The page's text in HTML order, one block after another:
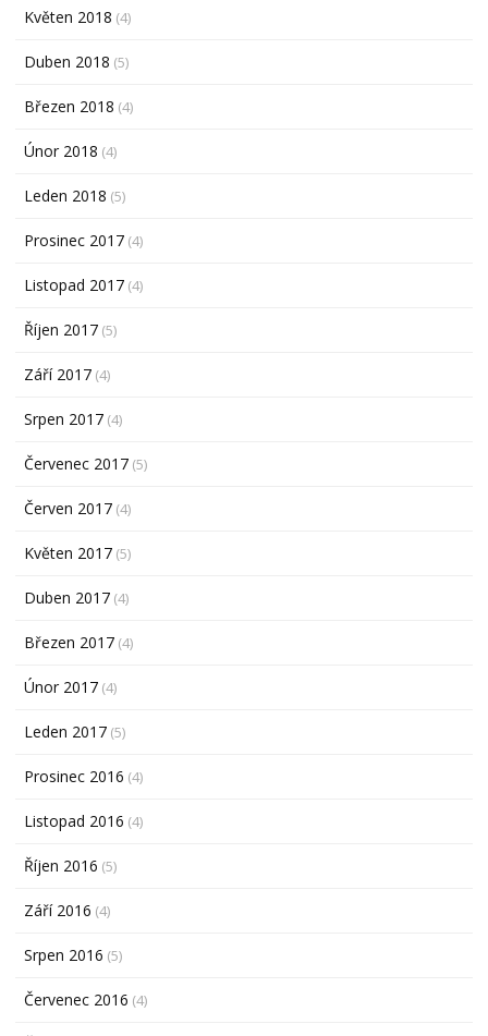
Květen 2018 (4)
Duben 2018 (5)
Březen 2018 (4)
Únor 2018 (4)
Leden 2018 (5)
Prosinec 2017 (4)
Listopad 2017 (4)
Říjen 2017 (5)
Září 2017 (4)
Srpen 2017 (4)
Červenec 2017 (5)
Červen 2017 (4)
Květen 2017 (5)
Duben 2017 (4)
Březen 2017 (4)
Únor 2017 (4)
Leden 2017 (5)
Prosinec 2016 (4)
Listopad 2016 (4)
Říjen 2016 (5)
Září 2016 (4)
Srpen 2016 (5)
Červenec 2016 (4)